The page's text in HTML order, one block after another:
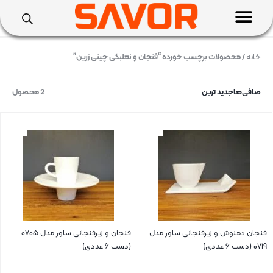
خانه/ محصولات برچسب خورده “فنجان و نعلبکی چینی زرین”
2 محصول صافی‌هاجدید ترین
فنجان دمنوش و زیرفنجانی ساور مدل
۰۷۱۹ (دست ۶ عددی)
فنجان و زیرفنجانی ساور مدل ۰۷۰۵
(دست ۶ عددی)